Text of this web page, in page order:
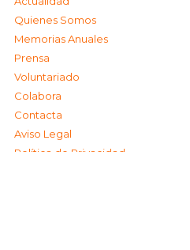
Quienes Somos
Memorias Anuales
Prensa
Voluntariado
Colabora
Contacta
Aviso Legal
Política de Privacidad